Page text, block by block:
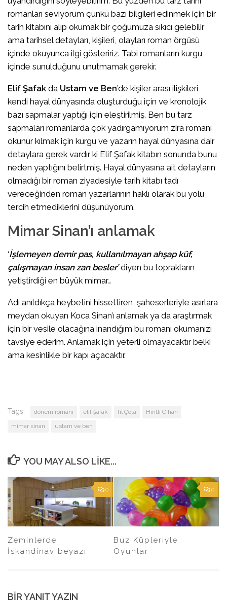
romanları seviyorum çünkü bazı bilgileri edinmek için bir
tarih kitabını alıp okumak bir çoğumuza sıkıcı gelebilir
ama tarihsel detayları, kişileri, olayları roman örgüsü
içinde okuyunca ilgi gösteririz. Tabi romanların kurgu
içinde sunulduğunu unutmamak gerekir.
Elif Şafak da Ustam ve Ben’de kişiler arası ilişkileri
kendi hayal dünyasında oluşturduğu için ve kronolojik
bazı sapmalar yaptığı için eleştirilmiş. Ben bu tarz
sapmaları romanlarda çok yadırgamıyorum zira romanı
okunur kılmak için kurgu ve yazarın hayal dünyasına dair
detaylara gerek vardır ki Elif Şafak kitabın sonunda bunu
neden yaptığını belirtmiş. Hayal dünyasına ait detayların
olmadığı bir roman ziyadesiyle tarih kitabı tadı
vereceğinden roman yazarlarının haklı olarak bu yolu
tercih etmediklerini düşünüyorum.
Mimar Sinan’ı anlamak
‘İşlemeyen demir pas, kullanılmayan ahşap küf,
çalışmayan insan zan besler’diyen bu toprakların
yetiştirdiği en büyük mimar…
Adı anıldıkça heybetini hissettiren, şaheserleriyle asırlara
meydan okuyan Koca Sinan’ı anlamak ya da araştırmak
için bir vesile olacağına inandığım bu romanı okumanızı
tavsiye ederim. Anlamak için yeterli olmayacaktır belki
ama kesinlikle bir kapı açacaktır.
Tags: dönem romanı elif şafak fil Çota
Hintli Cihan
mimar sinan
ustam ve ben
YOU MAY ALSO LIKE...
0
Zeminlerde
İskandinav beyazı
0
Buz Küpleriyle
Oyunlar
BIR YANIT YAZIN